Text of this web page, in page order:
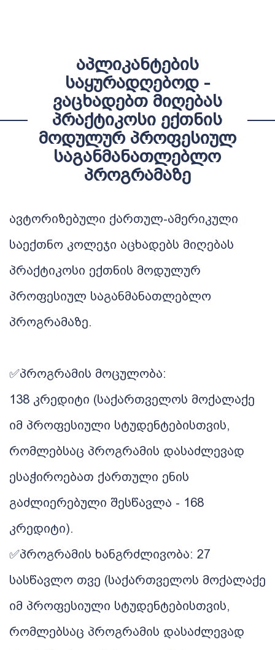
ᲐᲞᲚᲘᲙᲐᲜᲢᲔᲑᲘᲡ
ᲡᲐᲧᲣᲠᲐᲓᲦᲔᲑᲝᲓ -
ᲕᲐᲪᲮᲐᲓᲔᲑᲗ ᲛᲘᲦᲔᲑᲐᲡ
ᲞᲠᲐᲥᲢᲘᲙᲝᲡᲘ ᲔᲥᲗᲜᲘᲡ
ᲛᲝᲓᲣᲚᲣᲠ ᲞᲠᲝᲤᲔᲡᲘᲣᲚ
ᲡᲐᲒᲐᲜᲛᲐᲜᲐᲗᲚᲔᲑᲚᲝ
ᲞᲠᲝᲒᲠᲐᲛᲐᲖᲔ
ავტორიზებული ქართულ-ამერიკული
საექთნო კოლეჯი აცხადებს მიღებას
პრაქტიკოსი ექთნის მოდულურ
პროფესიულ საგანმანათლებლო
პროგრამაზე.
✅პროგრამის მოცულობა:
138 კრედიტი (საქართველოს მოქალაქე
იმ პროფესიული სტუდენტებისთვის,
რომლებსაც პროგრამის დასაძლევად
ესაჭიროებათ ქართული ენის
გაძლიერებული შესწავლა - 168
კრედიტი).
✅პროგრამის ხანგრძლივობა: 27
სასწავლო თვე (საქართველოს მოქალაქე
იმ პროფესიული სტუდენტებისთვის,
რომლებსაც პროგრამის დასაძლევად